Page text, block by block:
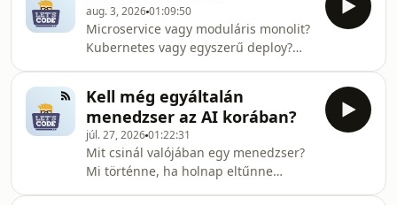
aug. 3, 202601:09:50
Microservice vagy moduláris monolit?
Kubernetes vagy egyszerű deploy?
az adásban arról beszélgetünk, hogy
miért születnek meg a
"mikromonolitok", hogyan lesz egy jó
ötletből felesleges komplexitás, és
milyen jelekből lehet felismerni, hogy
az architektúra már inkább akadályoz,
Kell még egyáltalán
menedzser az AI korában?
júl. 27, 202601:22:31
Mit csinál valójában egy menedzser?
Mi történne, ha holnap eltűnne